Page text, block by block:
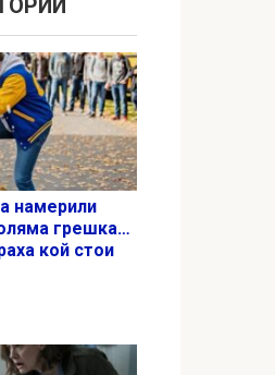
намерили
грешка…
кой стои